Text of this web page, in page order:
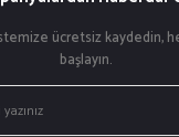
ücretsiz kaydedin,
başlayın.